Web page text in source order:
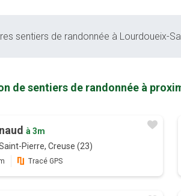
sentiers de randonnée à Lourdoueix-
de sentiers de randonnée à
à 3m
Pierre, Creuse (23)
Tracé GPS